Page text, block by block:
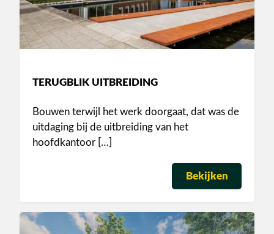
TERUGBLIK UITBREIDING
Bouwen terwijl het werk doorgaat, dat was de
uitdaging bij de uitbreiding van het
hoofdkantoor […]
Bekijken